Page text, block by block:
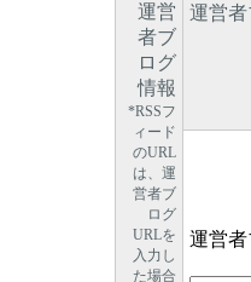
運営
者ブ
ログ
情報
*RSSフ
ィード
のURL
は、運
営者ブ
ログ
URLを
入力し
た場合
運営
運営